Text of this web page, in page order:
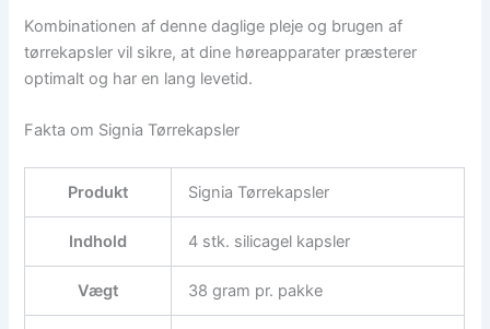
Kombinationen af denne daglige pleje og brugen af
tørrekapsler vil sikre, at dine høreapparater præsterer
optimalt og har en lang levetid.
Fakta om Signia Tørrekapsler
Produkt Signia Tørrekapsler
Indhold 4 stk. silicagel kapsler
Vægt 38 gram pr. pakke